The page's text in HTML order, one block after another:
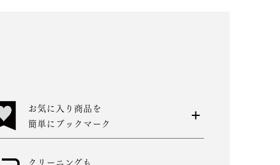
お気に入り商品を
簡単にブックマーク
クリーニングも